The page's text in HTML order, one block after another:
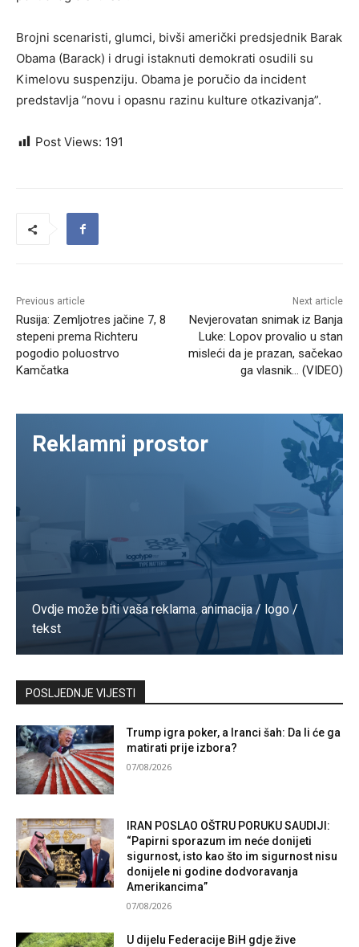
Brojni scenaristi, glumci, bivši američki predsjednik Barak
Obama (Barack) i drugi istaknuti demokrati osudili su
Kimelovu suspenziju. Obama je poručio da incident
predstavlja “novu i opasnu razinu kulture otkazivanja”.
Post Views: 191
Previous article
Rusija: Zemljotres jačine 7, 8
stepeni prema Richteru
pogodio poluostrvo
Kamčatka
Next article
Nevjerovatan snimak iz Banja
Luke: Lopov provalio u stan
misleći da je prazan, sačekao
ga vlasnik… (VIDEO)
Reklamni prostor
Ovdje može biti vaša reklama. animacija / logo /
tekst
Kontaktirajte nas
POSLJEDNJE VIJESTI
Trump igra poker, a Iranci šah: Da li će ga
matirati prije izbora?
07/08/2026
IRAN POSLAO OŠTRU PORUKU SAUDIJI:
“Papirni sporazum im neće donijeti
sigurnost, isto kao što im sigurnost nisu
donijele ni godine dodvoravanja
Amerikancima”
07/08/2026
U dijelu Federacije BiH gdje žive